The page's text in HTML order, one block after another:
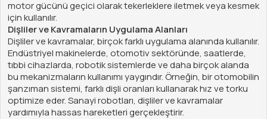
motor gücünü geçici olarak tekerleklere iletmek veya kesmek
için kullanılır.
Dişliler ve Kavramaların Uygulama Alanları
Dişliler ve kavramalar, birçok farklı uygulama alanında kullanılır.
Endüstriyel makinelerde, otomotiv sektöründe, saatlerde,
tıbbi cihazlarda, robotik sistemlerde ve daha birçok alanda
bu mekanizmaların kullanımı yaygındır. Örneğin, bir otomobilin
şanzıman sistemi, farklı dişli oranları kullanarak hız ve torku
optimize eder. Sanayi robotları, dişliler ve kavramalar
yardımıyla hassas hareketleri gerçekleştirir.